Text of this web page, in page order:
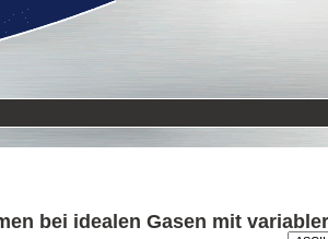
bei idealen Gasen mit